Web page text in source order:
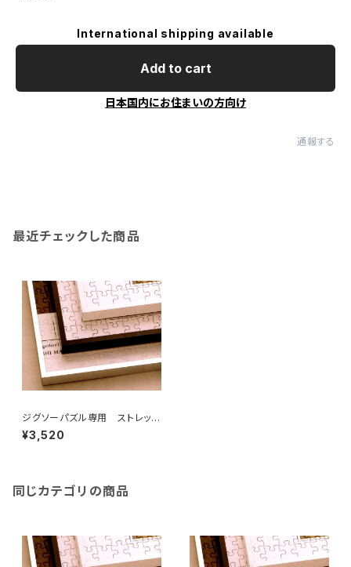
International shipping available
Add to cart
日本国内にお住まいの方向け
通報する
最近チェックした商品
ジグソーパズル専用 ストレッチ
ライン 510×765ミリ （10TN)
¥3,520
同じカテゴリの商品